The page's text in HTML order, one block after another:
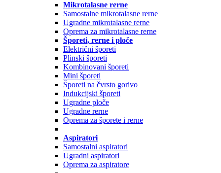
Mikrotalasne rerne
Samostalne mikrotalasne rerne
Ugradne mikrotalasne rerne
Oprema za mikrotalasne rerne
Šporeti, rerne i ploče
Električni šporeti
Plinski šporeti
Kombinovani šporeti
Mini šporeti
Šporeti na čvrsto gorivo
Indukcijski šporeti
Ugradne ploče
Ugradne rerne
Oprema za šporete i rerne
Aspiratori
Samostalni aspiratori
Ugradni aspiratori
Oprema za aspiratore